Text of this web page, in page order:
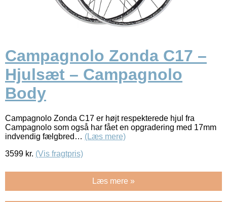
Campagnolo Zonda C17 –
Hjulsæt – Campagnolo
Body
Campagnolo Zonda C17 er højt respekterede hjul fra
Campagnolo som også har fået en opgradering med 17mm
indvendig fælgbred… (Læs mere)
3599 kr. (Vis fragtpris)
Læs mere »